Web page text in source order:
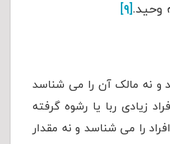
وحید.[۹]
و نه مالک آن را می شناسد
زیادی ربا یا رشوه گرفته
را می شناسد و نه مقدار